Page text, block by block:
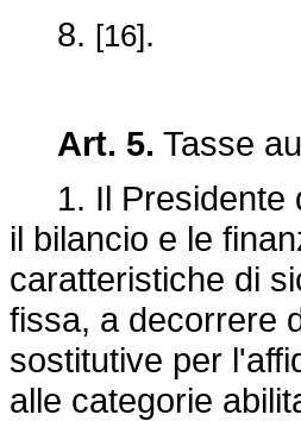
8. [16].
Art. 5. Tasse
1. Il Presidente
il bilancio e le
caratteristiche di
fissa, a decorrere
sostitutive per
alle categorie